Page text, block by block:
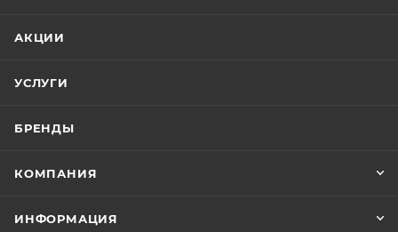
АКЦИИ
УСЛУГИ
БРЕНДЫ
КОМПАНИЯ
ИНФОРМАЦИЯ